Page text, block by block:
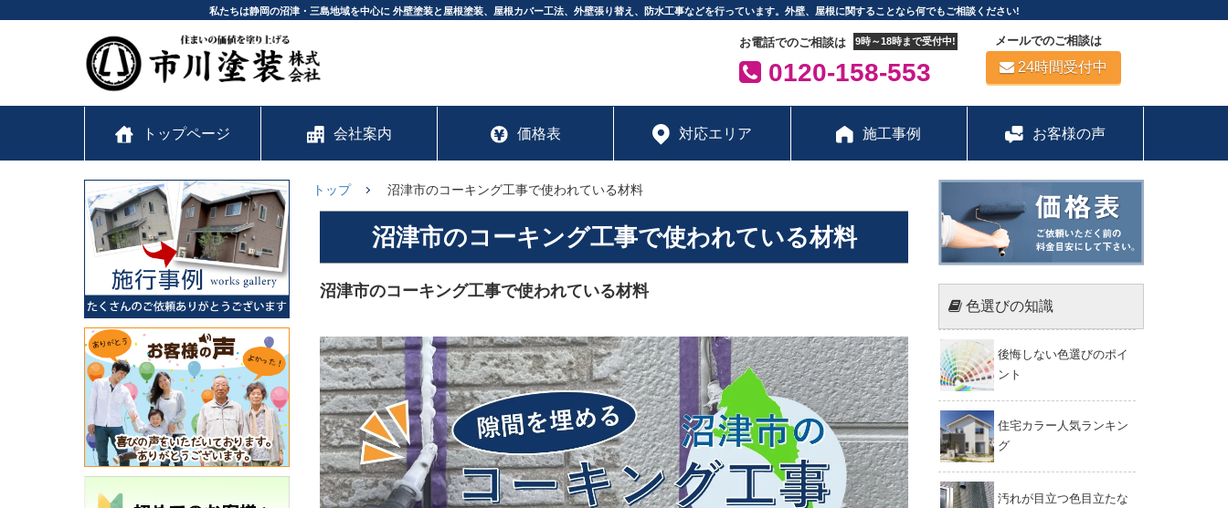
私たちは静岡の沼津・三島地域を中心に 外壁塗装と屋根塗装、屋根カバー工法、外壁張り替え、防水工事などを行っています。外壁、屋根に関することなら何でもご相談ください!
お電話でのご相談は 9時～18時まで受付中!
0120-158-553
メールでのご相談は
24時間受付中
トップページ 会社案内 価格表 対応エリア 施工事例 お客様の声
トップ 沼津市のコーキング工事で使われている材料
沼津市のコーキング工事で使われている材料
沼津市のコーキング工事で使われている材料
色選びの知識
後悔しない色選びのポイ
ント
住宅カラー人気ランキン
グ
汚れが目立つ色目立たな